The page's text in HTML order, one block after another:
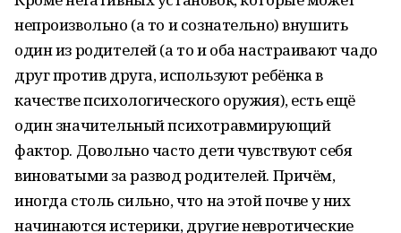
непроизвольно (а то и сознательно) внушить
один из родителей (а то и оба настраивают чадо
друг против друга, используют ребёнка в
качестве психологического оружия), есть ещё
один значительный психотравмирующий
фактор. Довольно часто дети чувствуют себя
виноватыми за развод родителей. Причём,
иногда столь сильно, что на этой почве у них
начинаются истерики, другие невротические